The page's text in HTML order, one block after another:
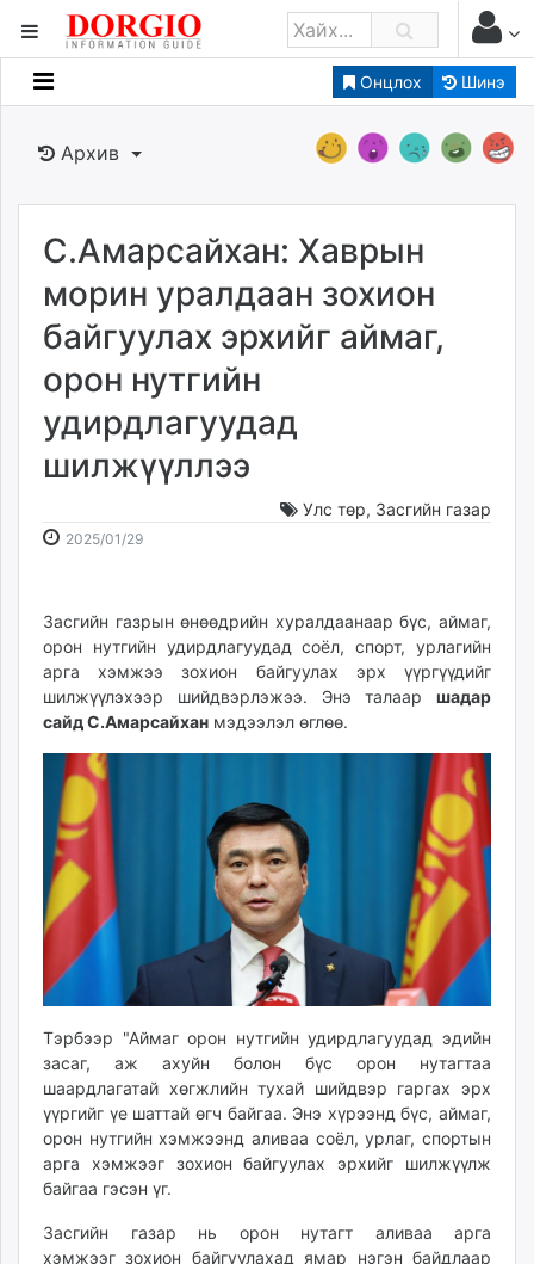
Онцлох Шинэ
Мэдээллийн
Банк санхүү
Бизнес ААН
Төрийн
Нийслэлийн
dorgio.mn
Gogo.mn
caak.mn
news.mn
zindaa.mn
tovch.mn
Livetv.mn
Eguur.mn
24tsag.mn
shuud.mn
eagle.mn
ergelt.mn
zarig.mn
today.mn
zuv.mn
mminfo.mn
ugluu.mn
urlag.mn
unen.mn
asu.mn
shudarga.mn
shuurhai.mn
unuudur.mn
isee.mn
mglradio.com
fact.mn
tumen.mn
Архив
С.Амарсайхан: Хаврын
морин уралдаан зохион
байгуулах эрхийг аймаг,
орон нутгийн
удирдлагуудад
шилжүүллээ
Улс төр, Засгийн газар
2025/01/292025-
13:00:23
2026-
17:34:44
Засгийн газрын өнөөдрийн хуралдаанаар бүс, аймаг,
орон нутгийн удирдлагуудад соёл, спорт, урлагийн
арга хэмжээ зохион байгуулах эрх үүргүүдийг
шилжүүлэхээр шийдвэрлэжээ. Энэ талаар шадар
сайд С.Амарсайхан мэдээлэл өглөө.
Тэрбээр "Аймаг орон нутгийн удирдлагуудад эдийн
засаг, аж ахуйн болон бүс орон нутагтаа
шаардлагатай хөгжлийн тухай шийдвэр гаргах эрх
үүргийг үе шаттай өгч байгаа. Энэ хүрээнд бүс, аймаг,
орон нутгийн хэмжээнд аливаа соёл, урлаг, спортын
арга хэмжээг зохион байгуулах эрхийг шилжүүлж
байгаа гэсэн үг.
Засгийн газар нь орон нутагт аливаа арга
хэмжээг зохион байгуулахад ямар нэгэн байдлаар